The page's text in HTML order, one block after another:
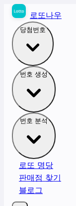
로또나우
당첨번호
번호 생성
번호 분석
로또 명당
판매점 찾기
블로그